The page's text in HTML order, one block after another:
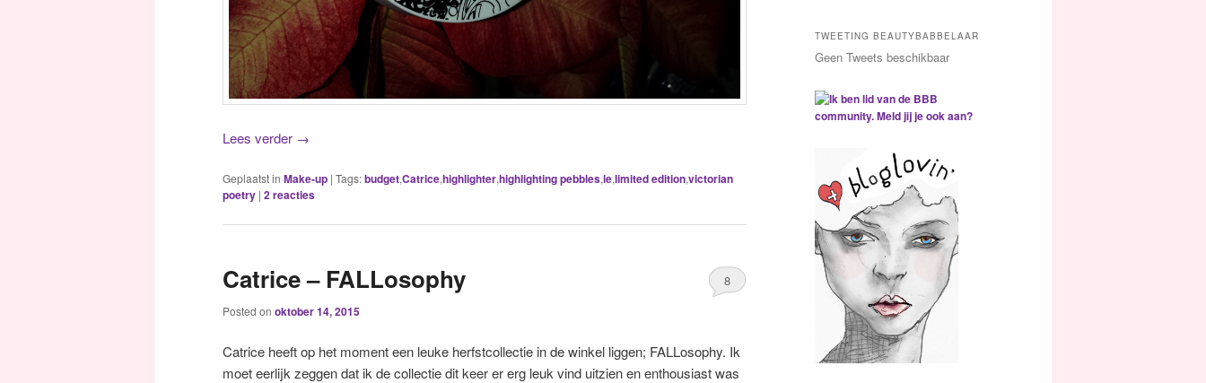
Lees verder →
Geplaatst in Make-up | Tags:budget,Catrice,highlighter,highlighting pebbles,le,limited edition,victorian
poetry | 2reacties
Catrice – FALLosophy
Posted on oktober 14, 2015
8
Catrice heeft op het moment een leuke herfstcollectie in de winkel liggen; FALLosophy. Ik
moet eerlijk zeggen dat ik de collectie dit keer er erg leuk vind uitzien en enthousiast was
TWEETING BEAUTYBABBELAAR
Geen Tweets beschikbaar